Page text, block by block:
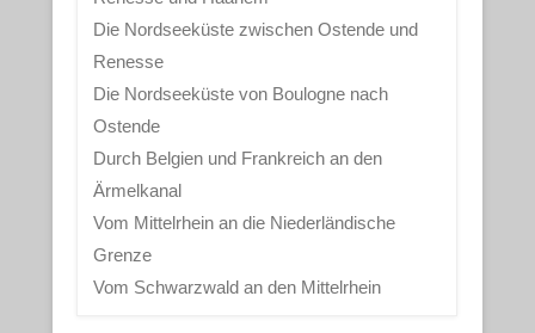
Die Nordseeküste zwischen Ostende und
Renesse
Die Nordseeküste von Boulogne nach
Ostende
Durch Belgien und Frankreich an den
Ärmelkanal
Vom Mittelrhein an die Niederländische
Grenze
Vom Schwarzwald an den Mittelrhein